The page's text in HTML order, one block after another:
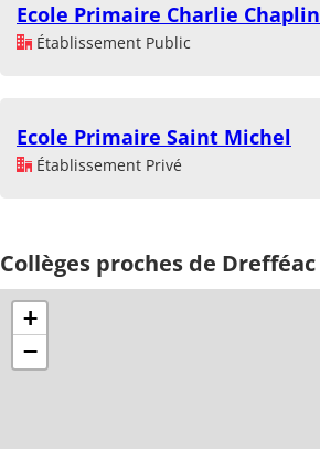
Ecole Primaire Charlie Chaplin
Établissement Public
Ecole Primaire Saint Michel
Établissement Privé
Collèges proches de Drefféac
+
−